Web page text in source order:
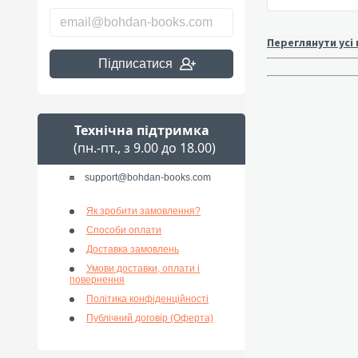
Підписатися
Технічна підтримка
(пн.-пт., з 9.00 до 18.00)
support@bohdan-books.com
Як зробити замовлення?
Способи оплати
Доставка замовлень
Умови доставки, оплати і
повернення
Політика конфіденційності
Публічний договір (Оферта)
Переглянути усі